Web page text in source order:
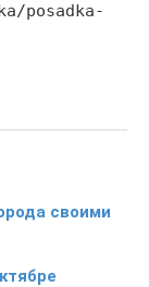
posadka-
своими